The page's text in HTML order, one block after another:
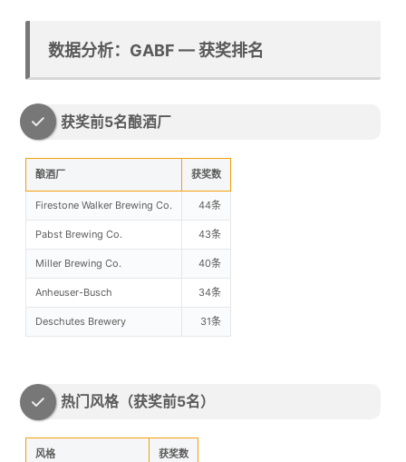
数据分析：GABF — 获奖排名
获奖前5名酿酒厂
酿酒厂 获奖数
Firestone Walker Brewing Co. 44条
Pabst Brewing Co. 43条
Miller Brewing Co. 40条
Anheuser-Busch 34条
Deschutes Brewery 31条
热门风格（获奖前5名）
风格 获奖数